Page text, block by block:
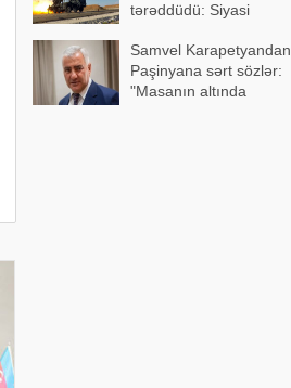
tərəddüdü: Siyasi
Samvel Karapetyandan
Paşinyana sərt sözlər:
"Masanın altında